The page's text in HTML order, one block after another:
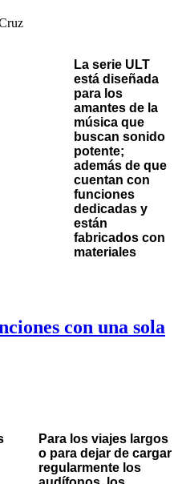
La serie ULT
está diseñada
para los
amantes de la
música que
buscan sonido
potente;
además de que
cuentan con
funciones
dedicadas y
están
fabricados con
materiales
con una sola
Para los viajes largos
o para dejar de cargar
regularmente los